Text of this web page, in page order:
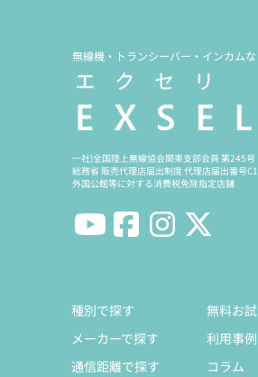
無線機・トランシーバー・インカムな
一社)全国陸上無線協会関東支部会員 第245号
総務省 販売代理店届出制度 代理店届出番号
外国公館等に対する消費税免除指定店舗
種別で探す
メーカーで探す
通信距離で探す
無料お
利用事例
コラム